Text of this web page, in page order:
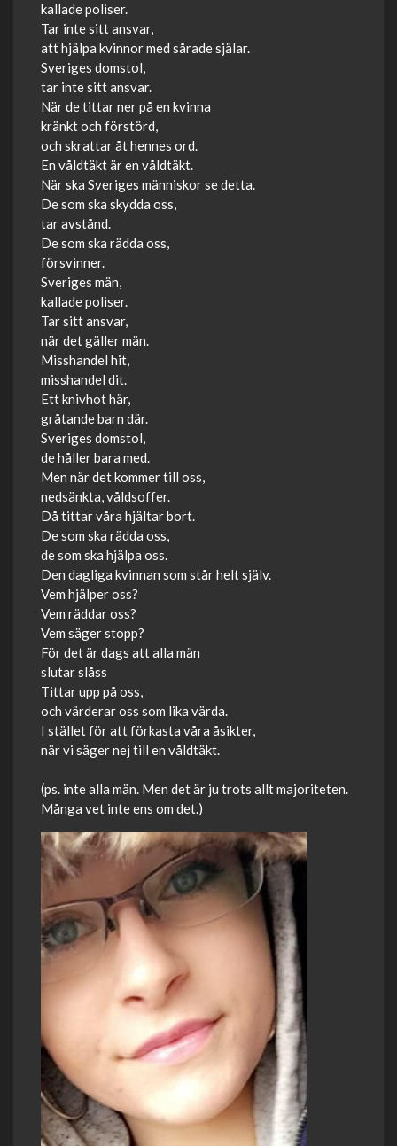
kallade poliser.
Tar inte sitt ansvar,
att hjälpa kvinnor med sårade själar.
Sveriges domstol,
tar inte sitt ansvar.
När de tittar ner på en kvinna
kränkt och förstörd,
och skrattar åt hennes ord.
En våldtäkt är en våldtäkt.
När ska Sveriges människor se detta.
De som ska skydda oss,
tar avstånd.
De som ska rädda oss,
försvinner.
Sveriges män,
kallade poliser.
Tar sitt ansvar,
när det gäller män.
Misshandel hit,
misshandel dit.
Ett knivhot här,
gråtande barn där.
Sveriges domstol,
de håller bara med.
Men när det kommer till oss,
nedsänkta, våldsoffer.
Då tittar våra hjältar bort.
De som ska rädda oss,
de som ska hjälpa oss.
Den dagliga kvinnan som står helt själv.
Vem hjälper oss?
Vem räddar oss?
Vem säger stopp?
För det är dags att alla män
slutar slåss
Tittar upp på oss,
och värderar oss som lika värda.
I stället för att förkasta våra åsikter,
när vi säger nej till en våldtäkt.
(ps. inte alla män. Men det är ju trots allt majoriteten.
Många vet inte ens om det.)